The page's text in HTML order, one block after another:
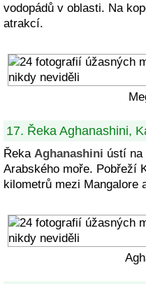
vodopádů v oblasti. Na
atrakcí.
17. Řeka Aghanashini,
Řeka Aghanashini ústí na
Arabského moře. Pobřeží
kilometrů mezi Mangalore